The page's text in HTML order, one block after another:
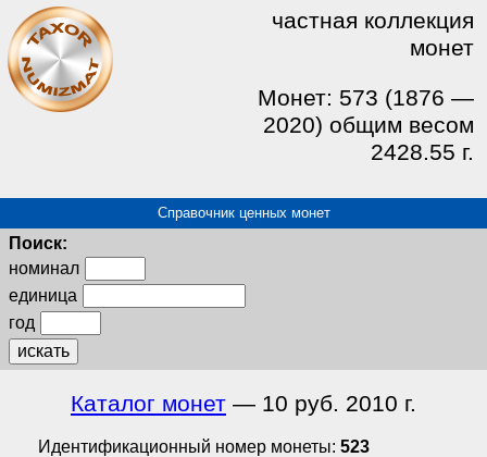
частная коллекция
монет
Монет: 573 (1876 —
2020) общим весом
2428.55 г.
Справочник ценных монет
Поиск:
номинал
единица
год
искать
Каталог монет — 10 руб. 2010 г.
Идентификационный номер монеты: 523